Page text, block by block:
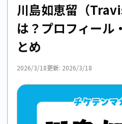
川島如恵留（
は？プロフィール
とめ
2026/3/18更新: 2026/3/18